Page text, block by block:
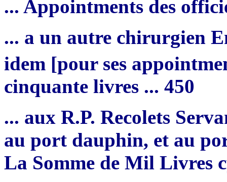
... Appointments des
... a un autre chirurgien
idem [pour ses
cinquante livres ... 450
... aux R.P. Recolets
au port dauphin, et au
La Somme de Mil Livres